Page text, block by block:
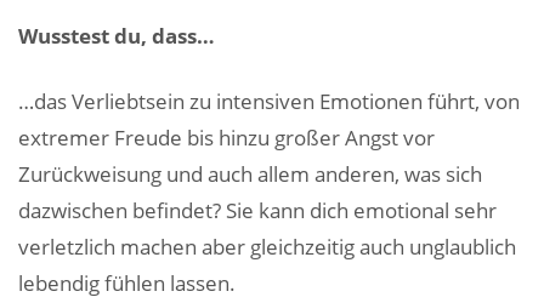
Wusstest du, dass…
…das Verliebtsein zu intensiven Emotionen führt, von
extremer Freude bis hinzu großer Angst vor
Zurückweisung und auch allem anderen, was sich
dazwischen befindet? Sie kann dich emotional sehr
verletzlich machen aber gleichzeitig auch unglaublich
lebendig fühlen lassen.